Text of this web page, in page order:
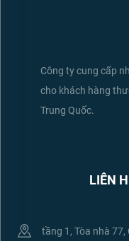
Công ty cung cấp
cho khách hàng
Trung Quốc.
LIÊN
tầng 1, Tòa nhà 77,